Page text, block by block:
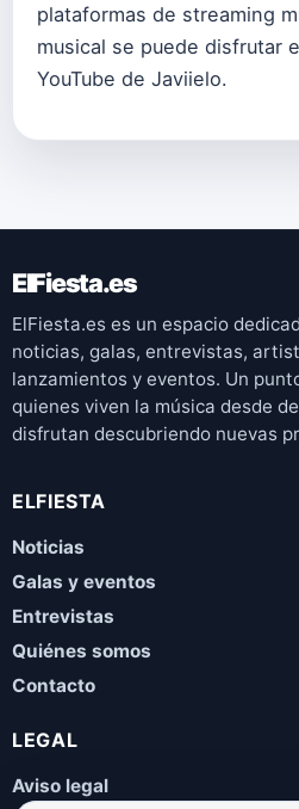
plataformas de streaming
musical se puede disfrutar
YouTube de Javiielo.
ElFiesta.es
ElFiesta.es es un espacio
noticias, galas, entrevistas,
lanzamientos y eventos. Un
quienes viven la música desde
disfrutan descubriendo nuevas
ELFIESTA
Noticias
Galas y eventos
Entrevistas
Quiénes somos
Contacto
LEGAL
Aviso legal